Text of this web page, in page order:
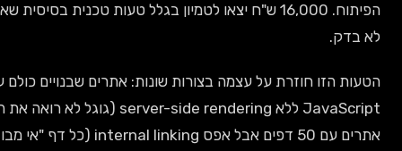
הפיתוח. 16,000 ש"ח יצאו לטמיון בגלל טעות טכנית בסיסית שאף אחד
הזו חוזרת על עצמה בצורות שונות: אתרים שבנויים כולם על
JavaScript ללא server-side rendering (גוגל לא רואה את התוכן),
אתרים עם 50 דפים אבל אפס internal linking (כל דף "אי מבודד"),